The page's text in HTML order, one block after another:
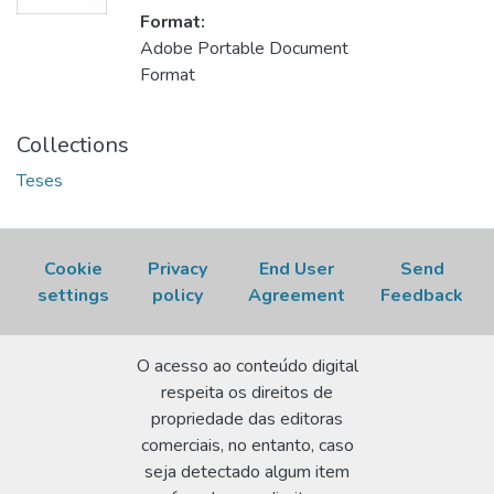
Format:
Adobe Portable Document
Format
Collections
Teses
Cookie
settings
Privacy
policy
End User
Agreement
Send
Feedback
O acesso ao conteúdo digital
respeita os direitos de
propriedade das editoras
comerciais, no entanto, caso
seja detectado algum item